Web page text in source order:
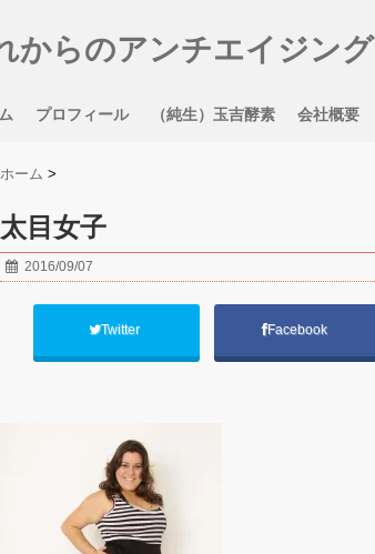
からのアンチエイジング
プロフィール （純生）玉吉酵素 会社概要
ホーム >
太目女子
2016/09/07
Twitter Facebook